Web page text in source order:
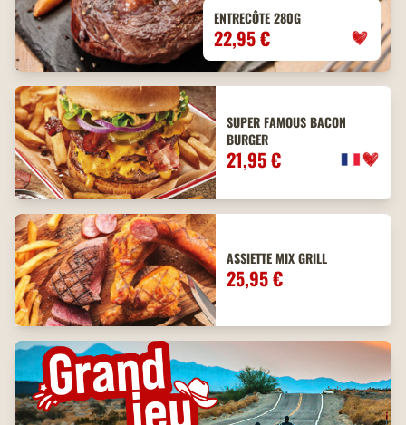
ENTRECÔTE 280G
22,95 €
SUPER FAMOUS BACON
BURGER
21,95 €
ASSIETTE MIX GRILL
25,95 €